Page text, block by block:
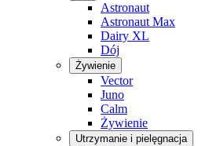
Astronaut
Astronaut Max
Dairy XL
Dój
Żywienie
Vector
Juno
Calm
Żywienie
Utrzymanie i pielęgnacja